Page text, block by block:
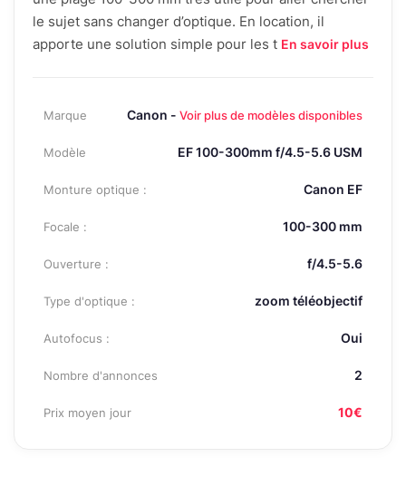
le sujet sans changer d’optique. En location, il
apporte une solution simple pour les t En savoir plus
Marque Canon - Voir plus de modèles disponibles
Modèle EF 100-300mm f/4.5-5.6 USM
Monture optique : Canon EF
Focale : 100-300 mm
Ouverture : f/4.5-5.6
Type d'optique : zoom téléobjectif
Autofocus : Oui
Nombre d'annonces 2
Prix moyen jour 10€